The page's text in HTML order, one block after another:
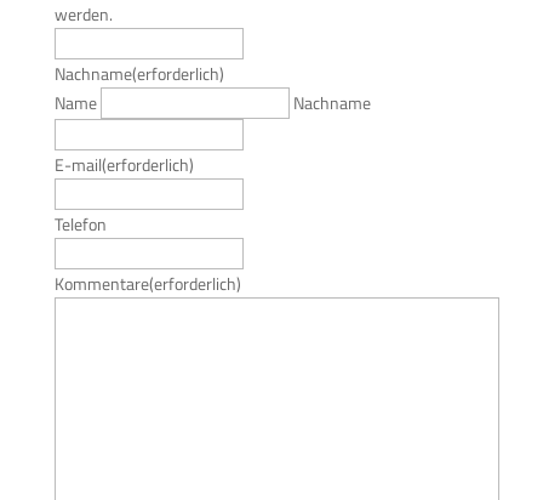
werden.
Nachname(erforderlich)
Name
Nachname
E-mail(erforderlich)
Telefon
Kommentare(erforderlich)